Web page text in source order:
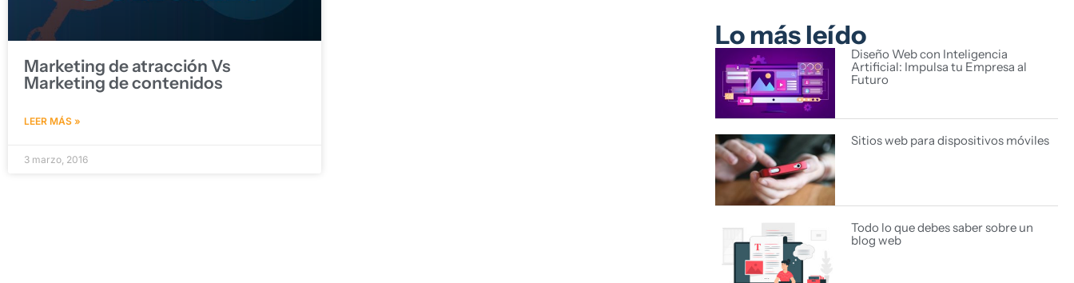
Marketing de atracción Vs
Marketing de contenidos
LEER MÁS »
3 marzo, 2016
Lo más leído
Diseño Web con Inteligencia
Artificial: Impulsa tu Empresa al
Futuro
Sitios web para dispositivos móviles
Todo lo que debes saber sobre un
blog web